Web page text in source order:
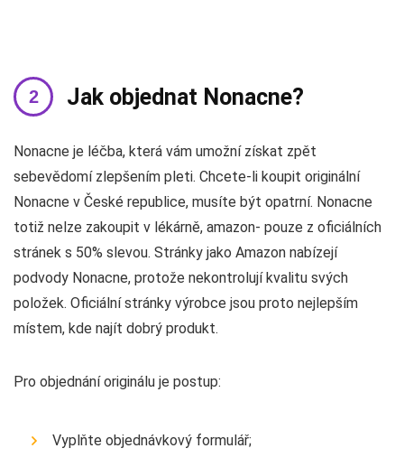
Jak objednat Nonacne?
Nonacne je léčba, která vám umožní získat zpět
sebevědomí zlepšením pleti. Chcete-li koupit originální
Nonacne v České republice, musíte být opatrní. Nonacne
totiž nelze zakoupit v lékárně, amazon- pouze z oficiálních
stránek s 50% slevou. Stránky jako Amazon nabízejí
podvody Nonacne, protože nekontrolují kvalitu svých
položek. Oficiální stránky výrobce jsou proto nejlepším
místem, kde najít dobrý produkt.
Pro objednání originálu je postup:
Vyplňte objednávkový formulář;